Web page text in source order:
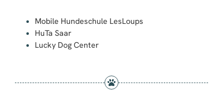
Mobile Hundeschule LesLoups
HuTa Saar
Lucky Dog Center